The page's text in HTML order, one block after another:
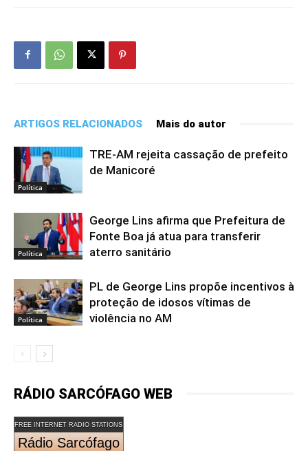
ARTIGOS RELACIONADOS Mais do autor
Política
TRE-AM rejeita cassação de prefeito
de Manicoré
Política
George Lins afirma que Prefeitura de
Fonte Boa já atua para transferir
aterro sanitário
Política
PL de George Lins propõe incentivos à
proteção de idosos vítimas de
violência no AM
RÁDIO SARCÓFAGO WEB
FREE INTERNET RADIO STATIONS
Rádio Sarcófago